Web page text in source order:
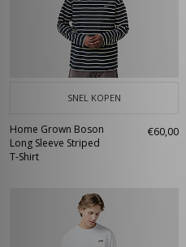
SNEL KOPEN
Home Grown Boson
Long Sleeve Striped
T-Shirt
€60,00